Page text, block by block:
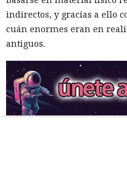
indirectos, y gracias a ello
cuán enormes eran en
antiguos.